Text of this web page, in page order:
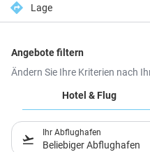
Lage
Angebote filtern
Ändern Sie Ihre Kriterien nach
Hotel & Flug
Ihr Abflughafen
Beliebiger Abflughafen